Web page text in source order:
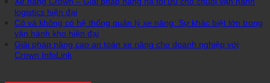
logistics hiện đại
Có và không có hệ thống quản lý xe nâng: Sự khác biệt lớn trong
vận hành kho hiện đại
Giải pháp nâng cao an toàn xe nâng cho doanh nghiệp với
Crown InfoLink